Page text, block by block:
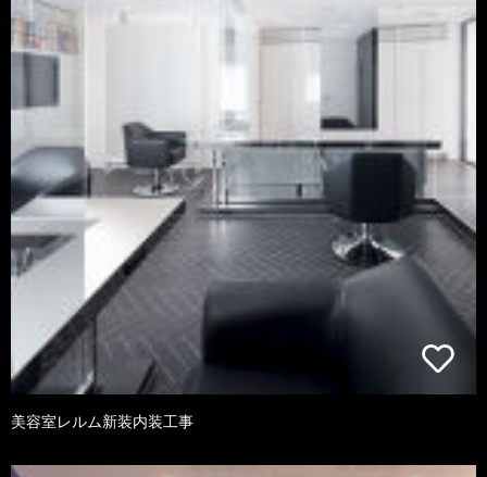
美容室レルム新装内装工事